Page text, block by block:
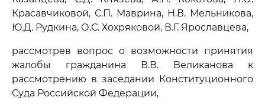
Красавчиковой, С.П. Маврина, Н.В. Мельникова,
Ю.Д. Рудкина, О.С. Хохряковой, В.Г. Ярославцева,
рассмотрев вопрос о возможности принятия
жалобы гражданина В.В. Великанова к
рассмотрению в заседании Конституционного
Суда Российской Федерации,